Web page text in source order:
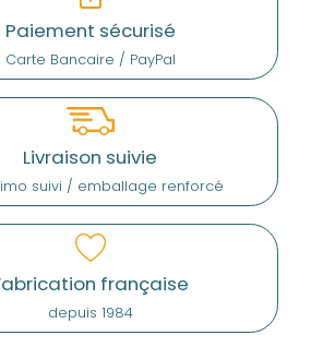
Paiement sécurisé
Carte Bancaire / PayPal
Livraison suivie
suivi / emballage renforcé
française
depuis 1984